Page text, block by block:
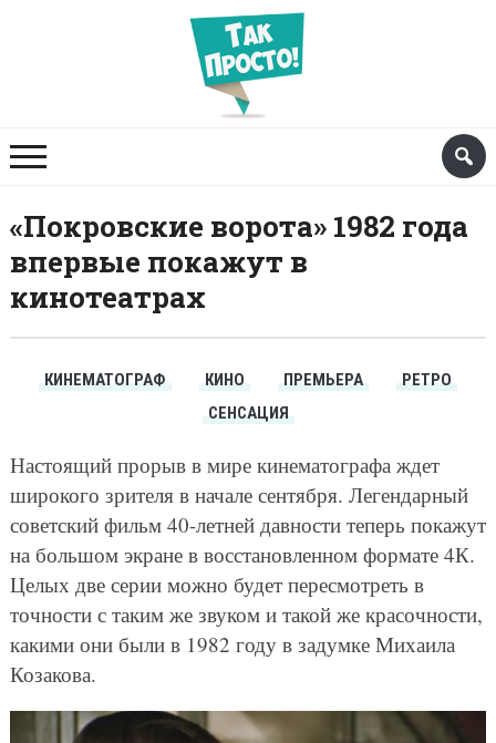
«Покровские ворота» 1982 года
впервые покажут в
кинотеатрах
КИНЕМАТОГРАФ КИНО ПРЕМЬЕРА
РЕТРО
СЕНСАЦИЯ
Настоящий прорыв в мире кинематографа ждет
широкого зрителя в начале сентября. Легендарный
советский фильм 40-летней давности теперь покажут
на большом экране в восстановленном формате 4К.
Целых две серии можно будет пересмотреть в
точности с таким же звуком и такой же красочности,
какими они были в 1982 году в задумке Михаила
Козакова.